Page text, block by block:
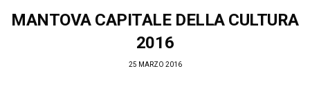
MANTOVA CAPITALE DELLA CULTURA
2016
25 MARZO 2016